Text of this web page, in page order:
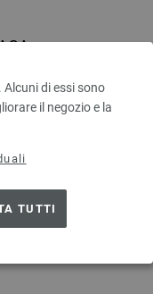
di essi sono
il negozio e la
TUTTI
m / 50 g
- 6
base: